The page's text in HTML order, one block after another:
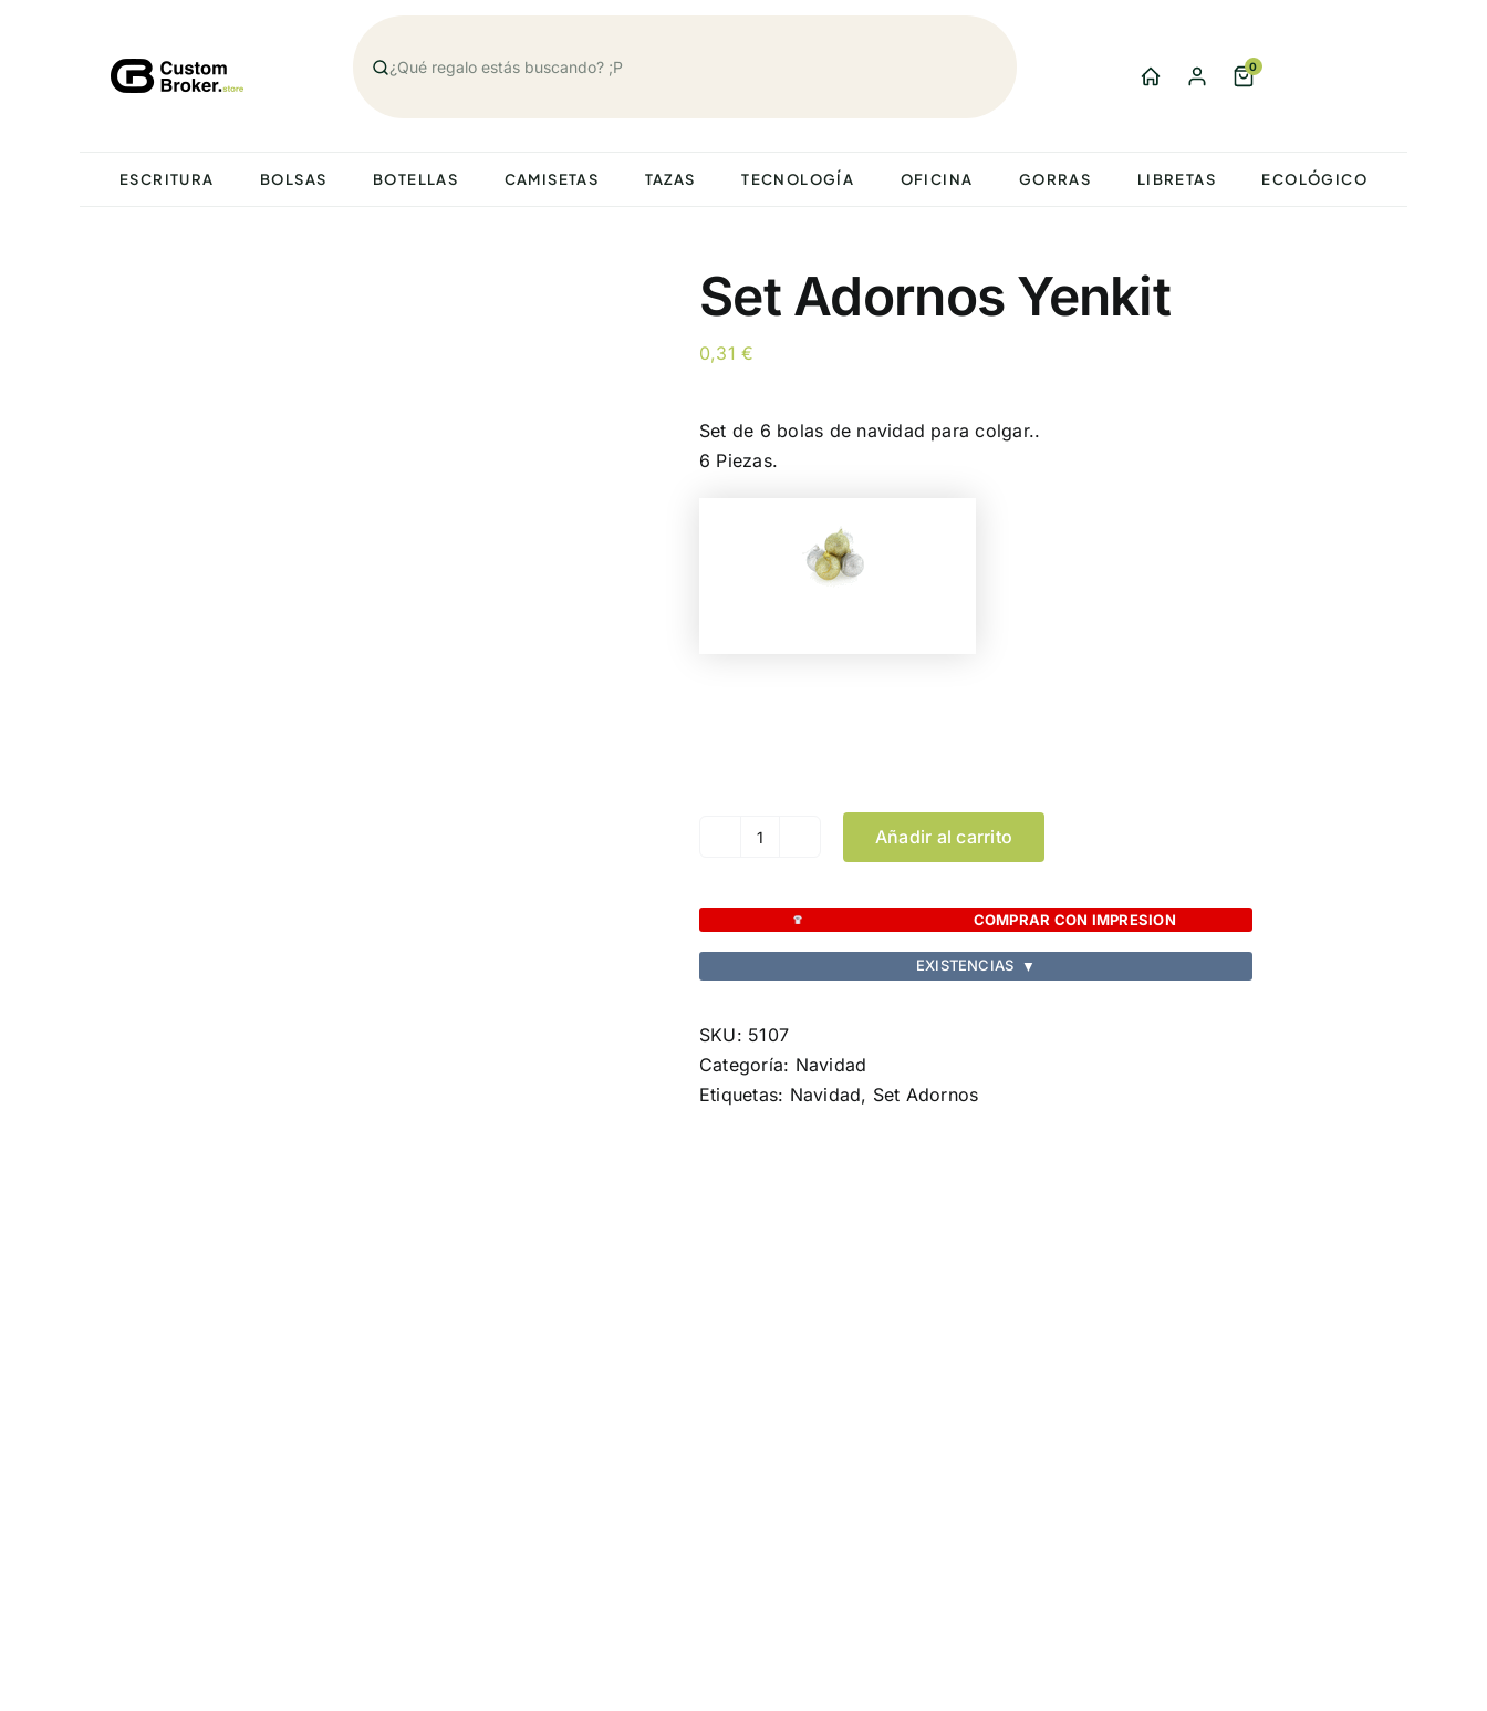
0
ESCRITURA BOLSAS BOTELLAS CAMISETAS TAZAS TECNOLOGÍA OFICINA GORRAS LIBRETAS ECOLÓGICO
Set Adornos Yenkit
0,31€
Set de 6 bolas de navidad para colgar..
6 Piezas.
Set
Yenkit
cantidad
Añadir al carrito
COMPRAR CON IMPRESION
EXISTENCIAS ▼
SKU: 5107
Categoría: Navidad
Etiquetas: Navidad, Set Adornos